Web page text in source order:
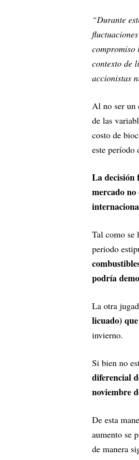
“Durante
compromiso
contexto de
accionistas
Al no ser un
de las
costo de
este período
La decisión
mercado no
Tal como se
periodo
podría
La otra
licuado)
invierno.
Si bien no
diferencial
noviembre
De esta
aumento se
de manera